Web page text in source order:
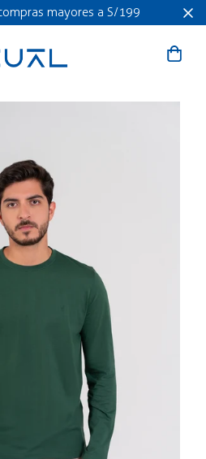
mayores a S/199